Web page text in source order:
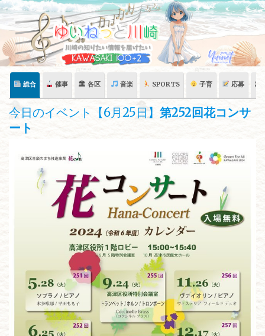
Skip
content
総合 催事 🏛 各区 音楽 SPORTS 子育 応募 🏛
今日のイベント【6月25日】 第252回花コンサ
ート